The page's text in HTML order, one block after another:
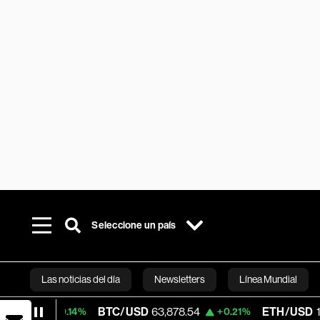
Seleccione un país
Las noticias del día Newsletters Línea Mundial
Bloomberg
BTC/USD 63,878.54 +0.21% ETH/USD 1,872.08